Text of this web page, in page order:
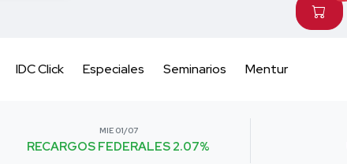
IDC Click Especiales Seminarios Mentur
MIE 01/07
RECARGOS FEDERALES 2.07%